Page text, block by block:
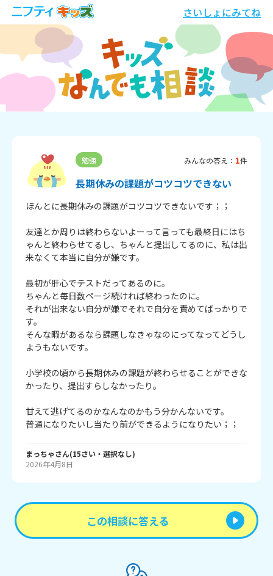
さいしょにみてね
勉強 みんなの答え： 1件
長期休みの課題がコツコツできない
ほんとに長期休みの課題がコツコツできないです；；
友達とか周りは終わらないよーって言っても最終日にはち
ゃんと終わらせてるし、ちゃんと提出してるのに、私は出
来なくて本当に自分が嫌です。
最初が肝心でテストだってあるのに。
ちゃんと毎日数ページ続ければ終わったのに。
それが出来ない自分が嫌でそれで自分を責めてばっかりで
す。
そんな暇があるなら課題しなきゃなのにってなってどうし
ようもないです。
小学校の頃から長期休みの課題が終わらせることができな
かったり、提出すらしなかったり。
甘えて逃げてるのかなんなのかもう分かんないです。
普通になりたいし当たり前ができるようになりたい；；
まっちゃさん(15さい・ 選択なし)
2026年4月8日
この相談に答える